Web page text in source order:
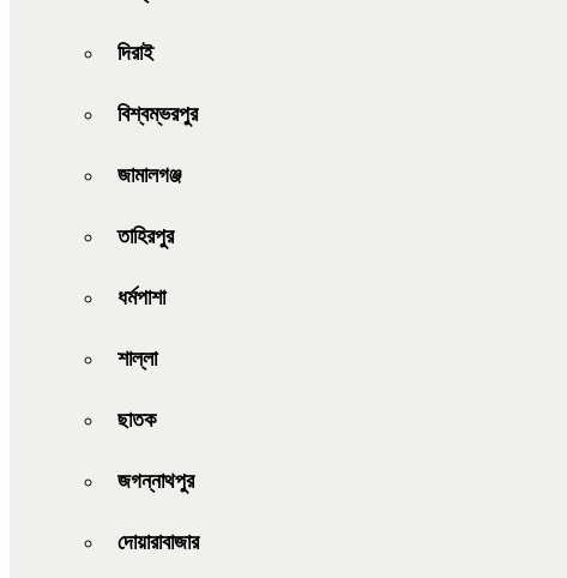
দিরাই
বিশ্বম্ভরপুর
জামালগঞ্জ
তাহিরপুর
ধর্মপাশা
শাল্লা
ছাতক
জগন্নাথপুর
দোয়ারাবাজার